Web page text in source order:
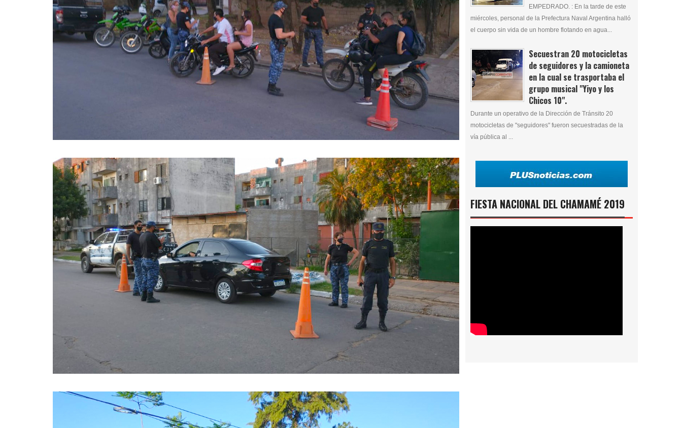
EMPEDRADO. : En la tarde de este
miércoles, personal de la Prefectura Naval Argentina halló
el cuerpo sin vida de un hombre flotando en agua...
Secuestran 20 motocicletas
de seguidores y la camioneta
en la cual se trasportaba el
grupo musical "Yiyo y los
Chicos 10".
Durante un operativo de la Dirección de Tránsito 20
motocicletas de "seguidores" fueron secuestradas de la
vía pública al ...
FIESTA NACIONAL DEL CHAMAMÉ 2019